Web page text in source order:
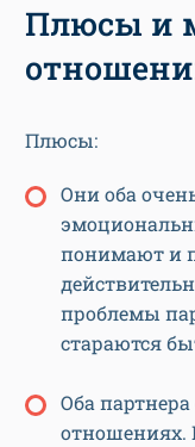
Плюсы и
Плюсы:
Они оба
понимают и
проблемы
стараются
Оба
отношениях.